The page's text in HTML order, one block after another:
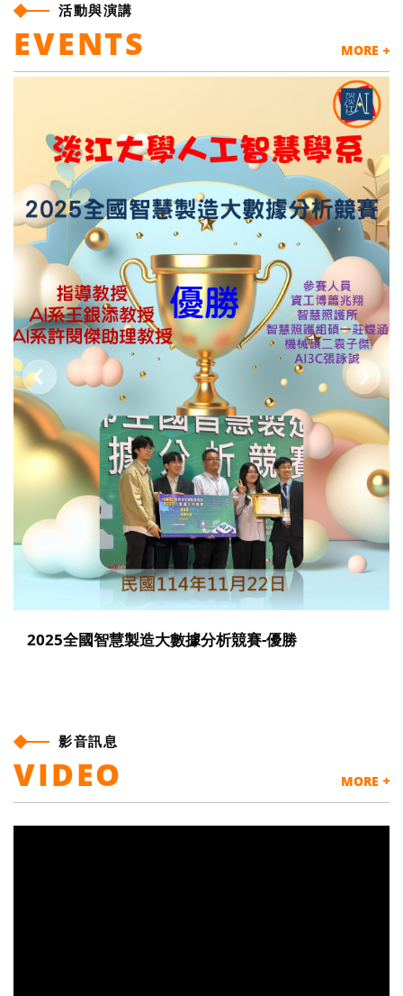
活動與演講
EVENTS MORE
2025年AIGO淬煉實戰盃競賽
影音訊息
VIDEO MORE